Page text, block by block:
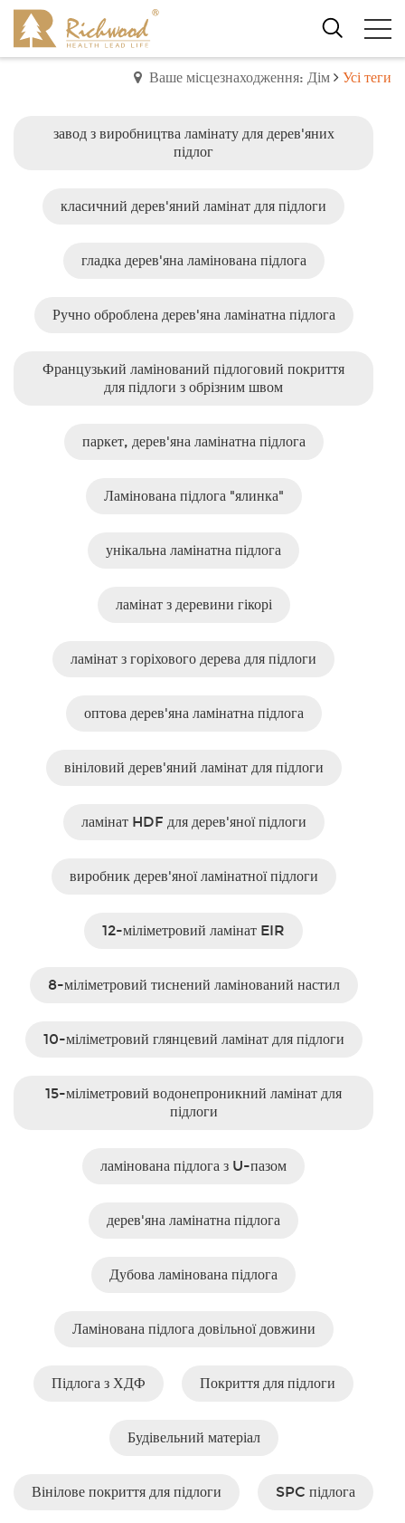
Ваше місцезнаходження: Дім Усі теги
завод з виробництва ламінату для дерев'яних
підлог
класичний дерев'яний ламінат для підлоги
гладка дерев'яна ламінована підлога
Ручно оброблена дерев'яна ламінатна підлога
Французький ламінований підлоговий покриття
для підлоги з обрізним швом
паркет, дерев'яна ламінатна підлога
Ламінована підлога "ялинка"
унікальна ламінатна підлога
ламінат з деревини гікорі
ламінат з горіхового дерева для підлоги
оптова дерев'яна ламінатна підлога
вініловий дерев'яний ламінат для підлоги
ламінат HDF для дерев'яної підлоги
виробник дерев'яної ламінатної підлоги
12-міліметровий ламінат EIR
8-міліметровий тиснений ламінований настил
10-міліметровий глянцевий ламінат для підлоги
15-міліметровий водонепроникний ламінат для
підлоги
ламінована підлога з U-пазом
дерев'яна ламінатна підлога
Дубова ламінована підлога
Ламінована підлога довільної довжини
Підлога з ХДФ Покриття для підлоги
Будівельний матеріал
Вінілове покриття для підлоги SPC підлога